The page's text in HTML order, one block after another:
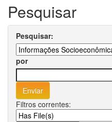
Pesquisar
Pesquisar:
por
Filtros correntes: